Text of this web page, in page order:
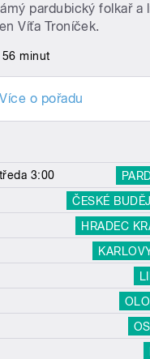
pardubický folkař a
Víťa Troníček.
56 minut
Více o pořadu
3:00
ČESKÉ
HRADEC